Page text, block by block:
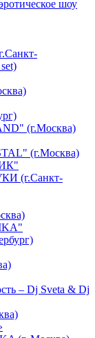
шоу
(г.Москва)
(г.Москва)
(г.Санкт-
– Dj Sveta & Dj